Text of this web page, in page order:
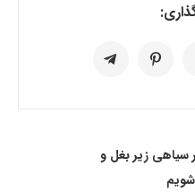
سیاهی زیر بغل و